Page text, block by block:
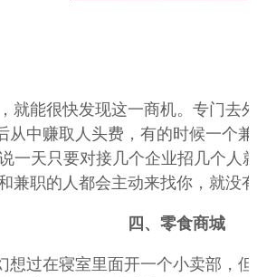
就能很快发现这一商机。专门去
从中赚取人头费，有的时候一个
一天只要对接几个企业招几个人
兼职的人都会主动来找你，就没
四、零食商城
想过在寝室里面开一个小卖部，